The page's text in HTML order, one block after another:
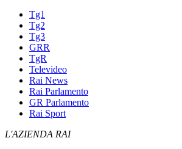
Tg1
Tg2
Tg3
GRR
TgR
Televideo
Rai News
Rai Parlamento
GR Parlamento
Rai Sport
L'AZIENDA RAI